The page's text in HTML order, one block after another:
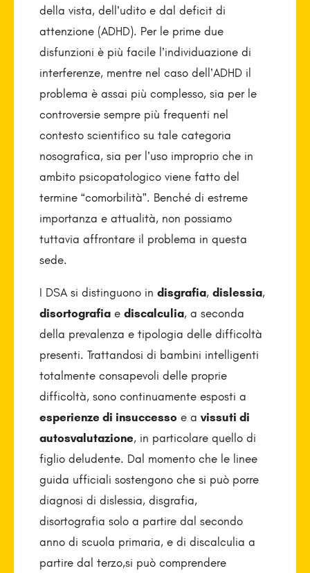
della vista, dell’udito e dal deficit di
attenzione (ADHD). Per le prime due
disfunzioni è più facile l’individuazione di
interferenze, mentre nel caso dell’ADHD il
problema è assai più complesso, sia per le
controversie sempre più frequenti nel
contesto scientifico su tale categoria
nosografica, sia per l’uso improprio che in
ambito psicopatologico viene fatto del
termine “comorbilità”. Benché di estreme
importanza e attualità, non possiamo
tuttavia affrontare il problema in questa
sede.
I DSA si distinguono in disgrafia, dislessia,
disortografiae discalculia, a seconda
della prevalenza e tipologia delle difficoltà
presenti. Trattandosi di bambini intelligenti
totalmente consapevoli delle proprie
difficoltà, sono continuamente esposti a
esperienze di insuccesso e a vissuti di
autosvalutazione, in particolare quello di
figlio deludente. Dal momento che le linee
guida ufficiali sostengono che si può porre
diagnosi di dislessia, disgrafia,
disortografia solo a partire dal secondo
anno di scuola primaria, e di discalculia a
partire dal terzo,si può comprendere